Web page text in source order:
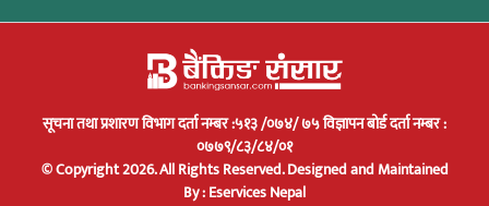
सूचना तथा प्रशारण विभाग दर्ता नम्बर :५१३ /०७४/ ७५ विज्ञापन बोर्ड दर्ता नम्बर :
०७७९/८३/८४/०१
© Copyright 2026. All Rights Reserved.Designed and Maintained
By :Eservices Nepal